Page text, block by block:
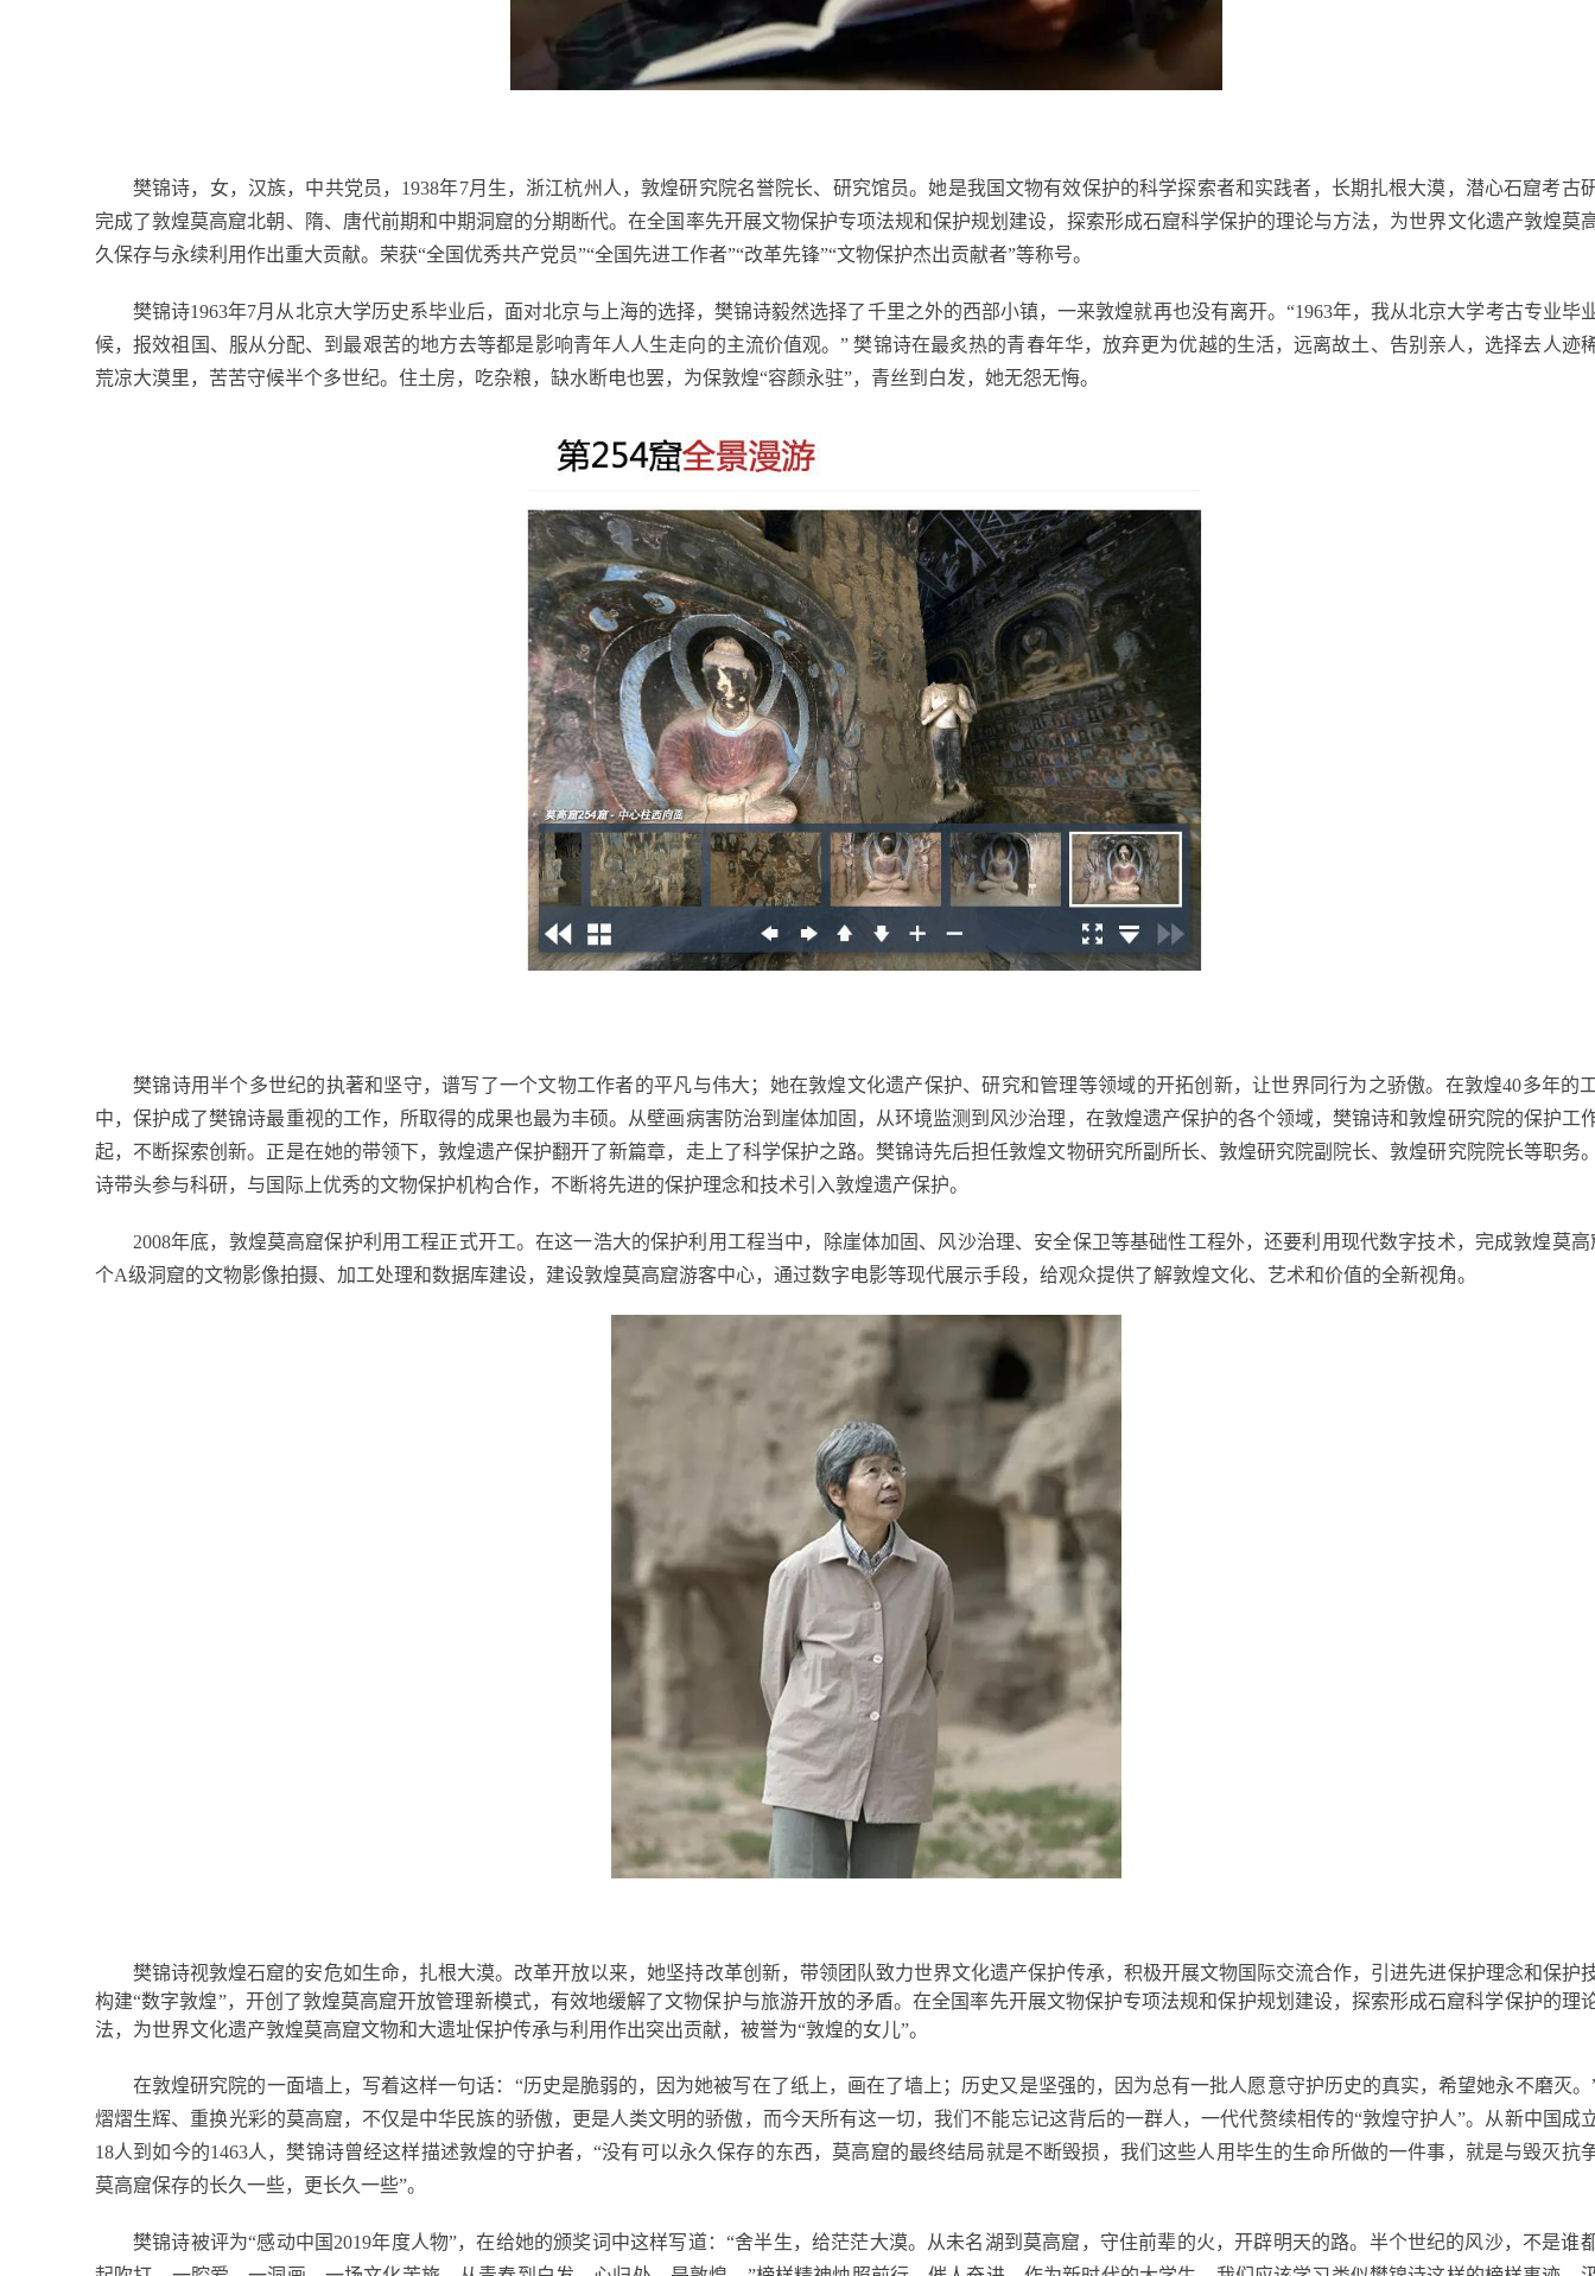
樊锦诗，女，汉族，中共党员， 1938年7月生，浙江杭州人，敦煌研究院名誉院长、研究馆员。她是我国文物有效保护的科学探索者和实践者，长期扎根大漠，潜心石窟考古
完成了敦煌莫高窟北朝、隋、唐代前期和中期洞窟的分期断代。在全国率先开展文物保护专项法规和保护规划建设，探索形成石窟科学保护的理论与方法，为世界文化遗产敦煌莫
久保存与永续利用作出重大贡献。荣获“全国优秀共产党员”“全国先进工作者”“改革先锋”“文物保护杰出贡献者”等称号。
樊锦诗1963年7月从北京大学历史系毕业后，面对北京与上海的选择，樊锦诗毅然选择了千里之外的西部小镇，一来敦煌就再也没有离开。“1963年，我从北京大学考古专业毕
候，报效祖国、服从分配、到最艰苦的地方去等都是影响青年人人生走向的主流价值观。” 樊锦诗在最炙热的青春年华，放弃更为优越的生活，远离故土、告别亲人，选择去人迹
荒凉大漠里，苦苦守候半个多世纪。住土房，吃杂粮，缺水断电也罢，为保敦煌“容颜永驻”，青丝到白发，她无怨无悔。
樊锦诗用半个多世纪的执著和坚守，谱写了一个文物工作者的平凡与伟大；她在敦煌文化遗产保护、研究和管理等领域的开拓创新，让世界同行为之骄傲。在敦煌40多年的
中，保护成了樊锦诗最重视的工作，所取得的成果也最为丰硕。从壁画病害防治到崖体加固，从环境监测到风沙治理，在敦煌遗产保护的各个领域，樊锦诗和敦煌研究院的保护工
起，不断探索创新。正是在她的带领下，敦煌遗产保护翻开了新篇章，走上了科学保护之路。樊锦诗先后担任敦煌文物研究所副所长、敦煌研究院副院长、敦煌研究院院长等职务
诗带头参与科研，与国际上优秀的文物保护机构合作，不断将先进的保护理念和技术引入敦煌遗产保护。
2008年底，敦煌莫高窟保护利用工程正式开工。在这一浩大的保护利用工程当中，除崖体加固、风沙治理、安全保卫等基础性工程外，还要利用现代数字技术，完成敦煌莫高
个A级洞窟的文物影像拍摄、加工处理和数据库建设，建设敦煌莫高窟游客中心，通过数字电影等现代展示手段，给观众提供了解敦煌文化、艺术和价值的全新视角。
樊锦诗视敦煌石窟的安危如生命，扎根大漠。改革开放以来，她坚持改革创新，带领团队致力世界文化遗产保护传承，积极开展文物国际交流合作，引进先进保护理念和保护
构建“数字敦煌”，开创了敦煌莫高窟开放管理新模式，有效地缓解了文物保护与旅游开放的矛盾。在全国率先开展文物保护专项法规和保护规划建设，探索形成石窟科学保护的理
法，为世界文化遗产敦煌莫高窟文物和大遗址保护传承与利用作出突出贡献，被誉为“敦煌的女儿”。
在敦煌研究院的一面墙上，写着这样一句话：“历史是脆弱的，因为她被写在了纸上，画在了墙上；历史又是坚强的，因为总有一批人愿意守护历史的真实，希望她永不磨灭。
熠熠生辉、重换光彩的莫高窟，不仅是中华民族的骄傲，更是人类文明的骄傲，而今天所有这一切，我们不能忘记这背后的一群人，一代代赘续相传的“敦煌守护人”。从新中国成
18人到如今的1463人，樊锦诗曾经这样描述敦煌的守护者，“没有可以永久保存的东西，莫高窟的最终结局就是不断毁损，我们这些人用毕生的生命所做的一件事，就是与毁灭抗
莫高窟保存的长久一些，更长久一些”。
樊锦诗被评为“感动中国 2019年度人物”，在给她的颁奖词中这样写道：“舍半生，给茫茫大漠。从未名湖到莫高窟，守住前辈的火，开辟明天的路。半个世纪的风沙，不是谁